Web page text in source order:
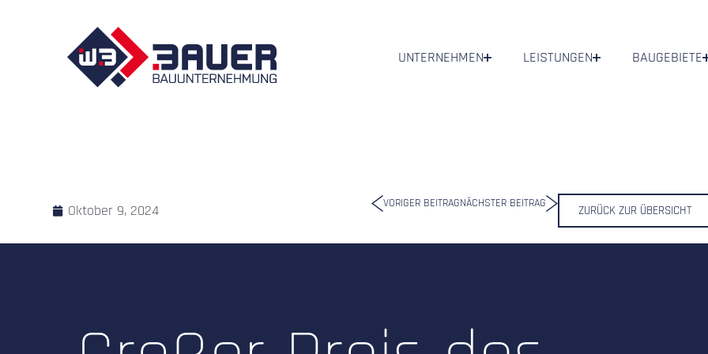
UNTERNEHMEN LEISTUNGEN BAUGEBIETE
Oktober 9, 2024 VORIGER BEITRAGNÄCHSTER BEITRAG ZURÜCK ZUR ÜBERSICHT